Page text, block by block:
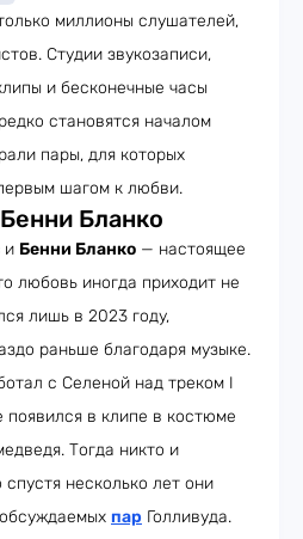
миллионы слушателей,
Студии звукозаписи,
и бесконечные часы
становятся началом
пары, для которых
шагом к любви.
Бланко
и Бенни Бланко — настоящее
любовь иногда приходит не
лишь в 2023 году,
раньше благодаря музыке.
с Селеной над треком I
появился в клипе в костюме
Тогда никто и
спустя несколько лет они
пар Голливуда.